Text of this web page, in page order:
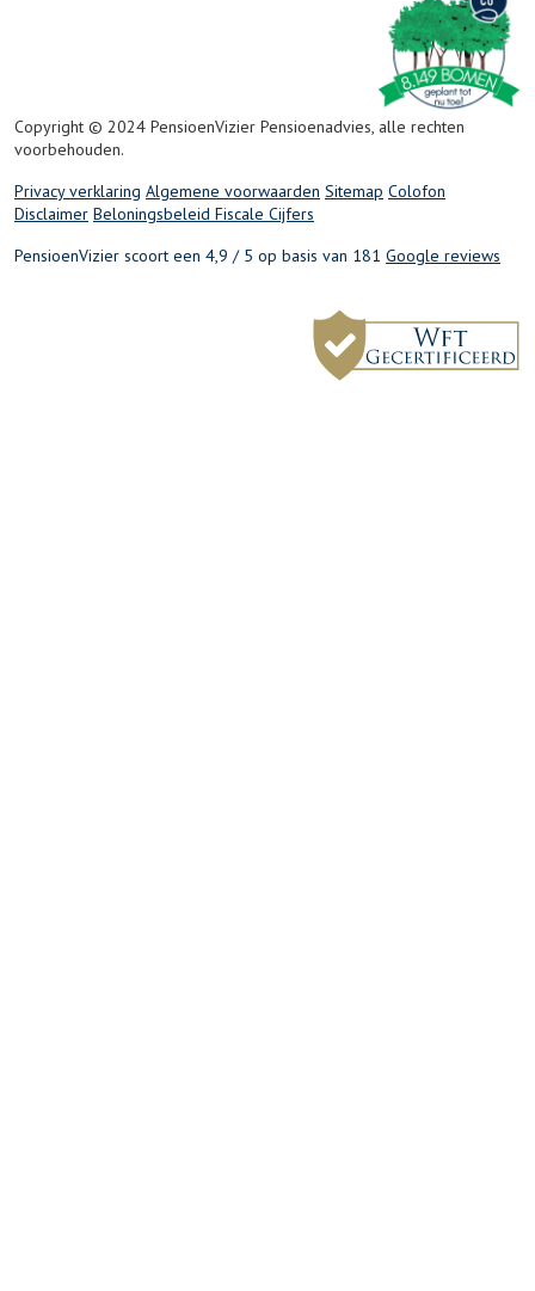
Copyright © 2024 PensioenVizier Pensioenadvies, alle rechten
voorbehouden.
Privacy verklaring Algemene voorwaarden Sitemap Colofon
Disclaimer Beloningsbeleid Fiscale Cijfers
PensioenVizier scoort een 4,9 / 5 op basis van 181 Google reviews